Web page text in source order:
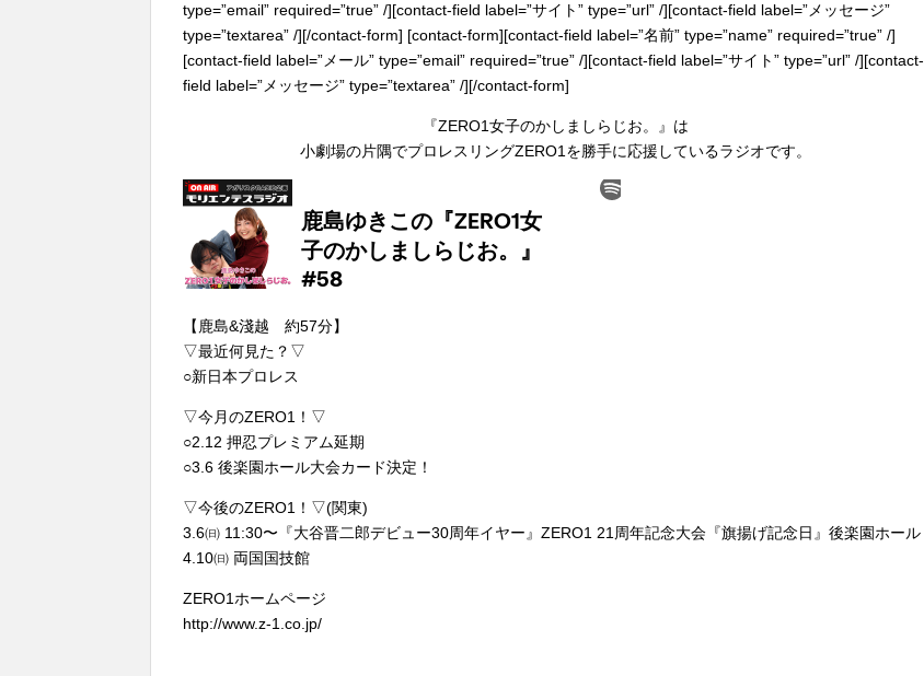
type=”email” required=”true” /][contact-field label=”サイト” type=”url” /][contact-field label=”メッセージ”
type=”textarea” /][/contact-form] [contact-form][contact-field label=”名前” type=”name” required=”true” /]
[contact-field label=”メール” type=”email” required=”true” /][contact-field label=”サイト” type=”url” /][contact-
field label=”メッセージ” type=”textarea” /][/contact-form]
『ZERO1女子のかしましらじお。』は
小劇場の片隅でプロレスリングZERO1を勝手に応援しているラジオです。
【鹿島&淺越 約57分】
▽最近何見た？▽
○新日本プロレス
▽今月のZERO1！▽
○2.12 押忍プレミアム延期
○3.6 後楽園ホール大会カード決定！
▽今後のZERO1！▽(関東)
3.6㈰ 11:30〜『大谷晋二郎デビュー30周年イヤー』ZERO1 21周年記念大会『旗揚げ記念日』後楽園ホール
4.10㈰ 両国国技館
ZERO1ホームページ
http://www.z-1.co.jp/